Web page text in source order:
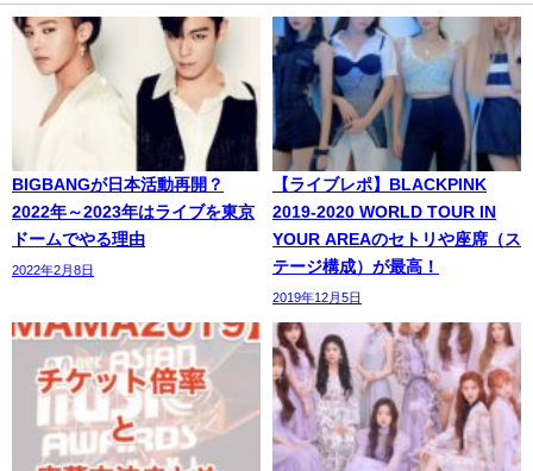
BIGBANGが日本活動再開？
2022年～2023年はライブを東京
ドームでやる理由
2022年2月8日
【ライブレポ】BLACKPINK
2019-2020 WORLD TOUR IN
YOUR AREAのセトリや座席（ス
テージ構成）が最高！
2019年12月5日